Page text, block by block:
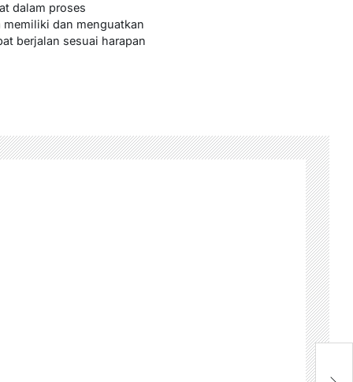
dalam proses
dan menguatkan
berjalan sesuai harapan